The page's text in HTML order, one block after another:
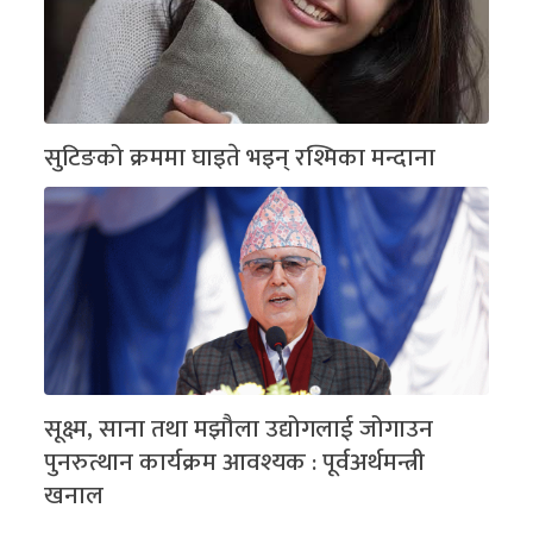
सुटिङको क्रममा घाइते भइन् रश्मिका मन्दाना
सूक्ष्म, साना तथा मझौला उद्योगलाई जोगाउन
पुनरुत्थान कार्यक्रम आवश्यक : पूर्वअर्थमन्त्री
खनाल